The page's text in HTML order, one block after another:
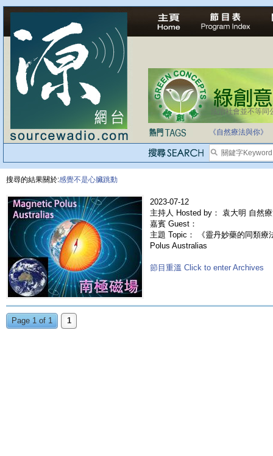
法治社會並不等同
《自然療法與你》
搜尋的結果關於:感覺不是心臟跳動
2023-07-12
主持人 Hosted by： 袁大明 自然
嘉賓 Guest：
主題 Topic： 《靈丹妙藥的同類
Polus Australias
節目重溫 Click to enter Archives
Page 1 of 1 1